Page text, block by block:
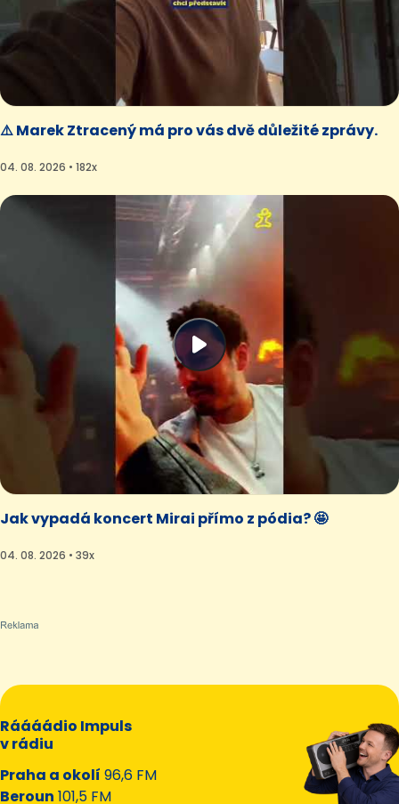
⚠️ Marek Ztracený má pro vás dvě důležité zprávy.
04. 08. 2026 • 182x
Jak vypadá koncert Mirai přímo z pódia? 🤩
04. 08. 2026 • 39x
Ráááádio Impuls
v rádiu
Praha a okolí 96,6 FM
Beroun 101,5 FM